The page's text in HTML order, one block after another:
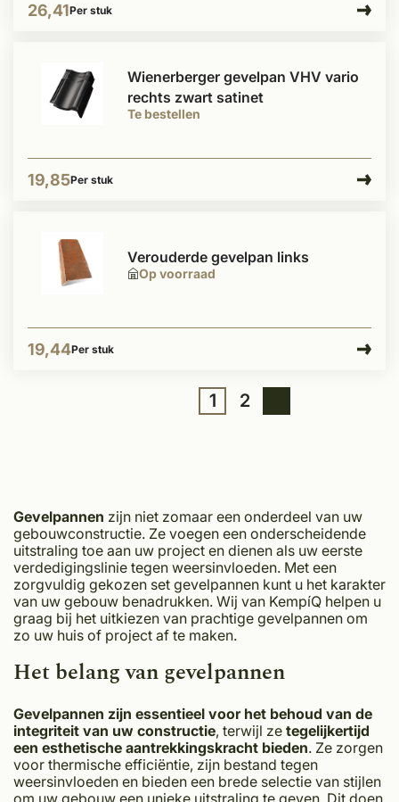
26,41Per stuk
Te bestellen
Wienerberger gevelpan VHV vario
rechts zwart satinet
19,85Per stuk
Op voorraad
Verouderde gevelpan links
19,44Per stuk
1 2
Gevelpannen zijn niet zomaar een onderdeel van uw
gebouwconstructie. Ze voegen een onderscheidende
uitstraling toe aan uw project en dienen als uw eerste
verdedigingslinie tegen weersinvloeden. Met een
zorgvuldig gekozen set gevelpannen kunt u het karakter
van uw gebouw benadrukken. Wij van KempíQ helpen u
graag bij het uitkiezen van prachtige gevelpannen om
zo uw huis of project af te maken.
Het belang van gevelpannen
Gevelpannen zijn essentieel voor het behoud van de
integriteit van uw constructie, terwijl ze tegelijkertijd
een esthetische aantrekkingskracht bieden. Ze zorgen
voor thermische efficiëntie, zijn bestand tegen
weersinvloeden en bieden een brede selectie van stijlen
om uw gebouw een unieke uitstraling te geven. Dit doen